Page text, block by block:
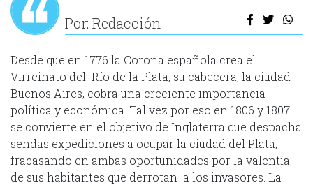
Por: Redacción
Desde que en 1776 la Corona española crea el
Virreinato del Río de la Plata, su cabecera, la ciudad
Buenos Aires, cobra una creciente importancia
política y económica. Tal vez por eso en 1806 y 1807
se convierte en el objetivo de Inglaterra que despacha
sendas expediciones a ocupar la ciudad del Plata,
fracasando en ambas oportunidades por la valentía
de sus habitantes que derrotan a los invasores. La